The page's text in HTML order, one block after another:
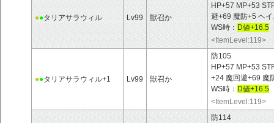
●●タリアサラウィル Lv99 獣召か
HP+57 MP+53
避+69 魔防+5 ヘ
WS時： D値+16.5
<ItemLevel:119>
●●タリアサラウィル+1 Lv99 獣召か
防105
HP+57 MP+53
+24 魔回避+69 魔
WS時： D値+16.5
<ItemLevel:119>
防114